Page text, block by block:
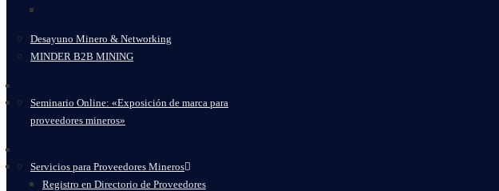
Desayuno Minero & Networking
MINDER B2B MINING
Seminario Online: «Exposición de marca para
proveedores mineros»
Servicios para Proveedores Mineros
Registro en Directorio de Proveedores